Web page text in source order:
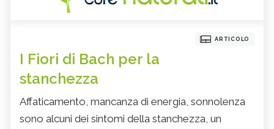
ARTICOLO
I Fiori di Bach per la
stanchezza
Affaticamento, mancanza di energia, sonnolenza
sono alcuni dei sintomi della stanchezza, un